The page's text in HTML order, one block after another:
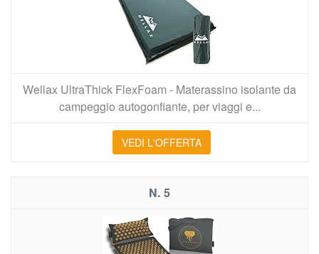
Wellax UltraThick FlexFoam - Materassino isolante da
campeggio autogonfiante, per viaggi e...
VEDI L'OFFERTA
5